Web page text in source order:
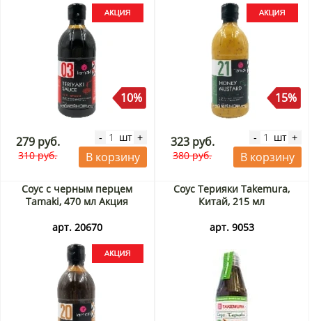
10%
279 руб.
310 руб.
- шт +
В корзину
15%
323 руб.
380 руб.
- шт +
В корзину
Соус с черным перцем
Tamaki, 470 мл Акция
арт. 20670
Соус Терияки Takemura,
Китай, 215 мл
арт. 9053